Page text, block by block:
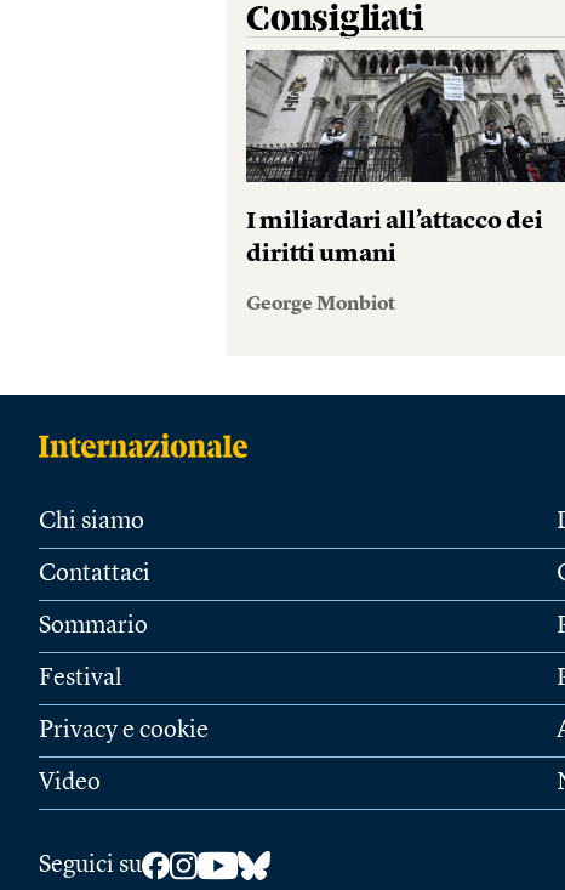
Consigliati
I miliardari all’attacco dei
diritti umani
George Monbiot
Chi siamo
Contattaci
Sommario
Festival
Privacy e cookie
Video
Seguici su